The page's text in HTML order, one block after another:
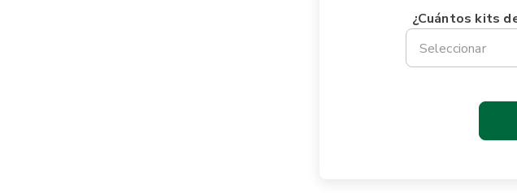
¿Cuántos kits
Seleccionar